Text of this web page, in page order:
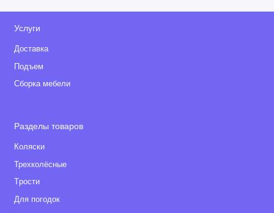
Услуги
Доставка
Подъем
Сборка мебели
Разделы товаров
Коляски
Трехколёсные
Tрости
Для погодок